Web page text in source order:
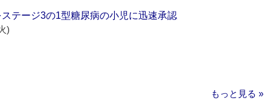
テージ3の1型糖尿病の小児に迅速承認
)
もっと見る »